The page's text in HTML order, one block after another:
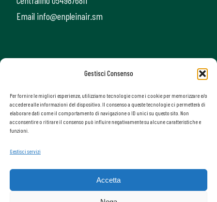
Gestisci Consenso
Per fornire le migliori esperienze, utilizziamo tecnologie come i cookie per memorizzare e/o
accedere alle informazioni del dispositivo. Il consenso a queste tecnologie ci permetterà di
elaborare dati come il comportamento di navigazione o ID unici su questo sito. Non
acconsentire o ritirare il consenso può influire negativamente su alcune caratteristiche e
funzioni.
Gestisci servizi
Accetta
Email info@enpleinair.sm
Tutte le immagini, i loghi, la grafica ed i contenuti del presente sito web sono di
proprietà di ALI SpA e protetti da diritto d’autore e Copyright ALI SpA - Solido